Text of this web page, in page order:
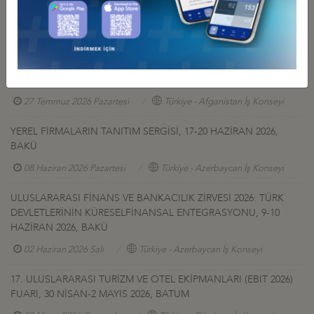
GÜRCİSTAN YATIRIM PROJELERİ HK.
27 Temmuz 2026 Pazartesi Türkiye - Gürcistan İş Konseyi
27 Temmuz 2026 Pazartesi Türkiye - Afganistan İş Konseyi
YEREL FİRMALARIN TANITIM SERGİSİ, 17-20 HAZİRAN 2026,
BAKÜ
08 Haziran 2026 Pazartesi Türkiye - Azerbaycan İş Konseyi
ULUSLARARASI FİNANS VE BANKACILIK ZİRVESİ 2026: TÜRK
DEVLETLERİNİN KÜRESELFİNANSAL ENTEGRASYONU, 9-10
HAZİRAN 2026, BAKÜ
02 Haziran 2026 Salı Türkiye - Azerbaycan İş Konseyi
17. ULUSLARARASI TURİZM VE OTEL EKİPMANLARI (EBIT 2026)
FUARI, 30 NİSAN-2 MAYIS 2026, BATUM